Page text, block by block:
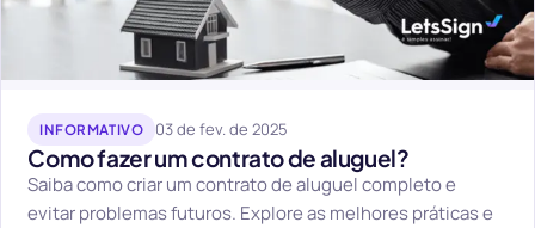
INFORMATIVO 03 de fev. de 2025
Como fazer um contrato de aluguel?
Saiba como criar um contrato de aluguel completo e
evitar problemas futuros. Explore as melhores práticas e